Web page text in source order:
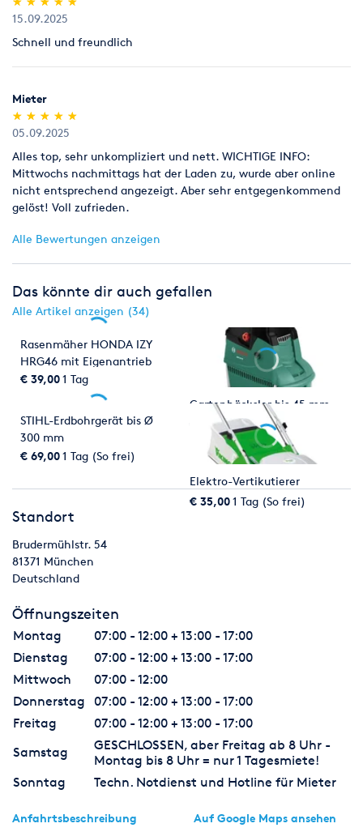
15.09.2025
Schnell und freundlich
Mieter
(*)
★
★
(*) ★
★
(*) ★
★
(*) ★
★
(*) ★
★
05.09.2025
Alles top, sehr unkompliziert und nett. WICHTIGE INFO:
Mittwochs nachmittags hat der Laden zu, wurde aber online
nicht entsprechend angezeigt. Aber sehr entgegenkommend
gelöst! Voll zufrieden.
Alle Bewertungen anzeigen
Das könnte dir auch gefallen
Alle Artikel anzeigen (34)
Rasenmäher HONDA IZY
HRG46 mit Eigenantrieb
€ 39,001 Tag
Gartenhäcksler bis 45 mm
€ 39,001 Tag (So frei)
STIHL-Erdbohrgerät bis Ø
300 mm
€ 69,001 Tag (So frei)
Elektro-Vertikutierer
€ 35,001 Tag (So frei)
Standort
Brudermühlstr. 54
81371 München
Deutschland
Öffnungszeiten
Montag
07:00 - 12:00 + 13:00 - 17:00
Dienstag
07:00 - 12:00 + 13:00 - 17:00
Mittwoch
07:00 - 12:00
Donnerstag
07:00 - 12:00 + 13:00 - 17:00
Freitag
07:00 - 12:00 + 13:00 - 17:00
Samstag
GESCHLOSSEN, aber Freitag ab 8 Uhr -
Montag bis 8 Uhr = nur 1 Tagesmiete!
Sonntag
Techn. Notdienst und Hotline für Mieter
Anfahrtsbeschreibung Auf Google Maps ansehen